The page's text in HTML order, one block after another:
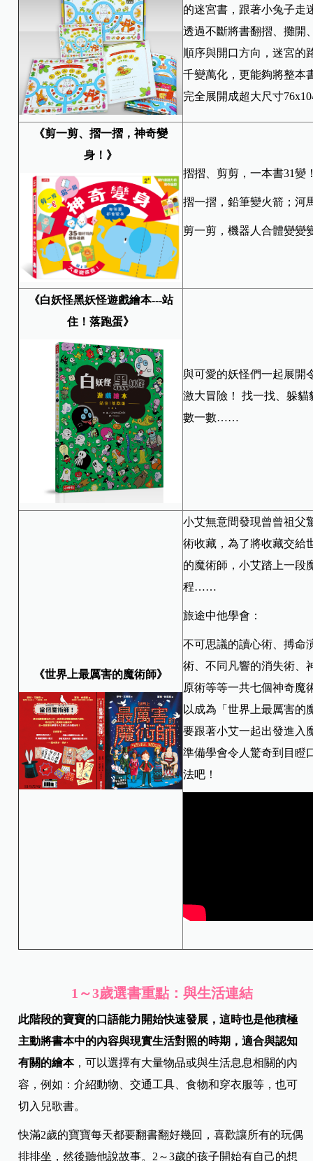
的迷宮書，跟著小兔子走
透過不斷將書翻摺、攤開
順序與開口方向，迷宮的
千變萬化，更能夠將整本
完全展開成超大尺寸
《剪一剪、摺一摺，神奇變
身！》
摺摺、剪剪，一本書31變
摺一摺，鉛筆變火箭；河
剪一剪，機器人合體變變
《白妖怪黑妖怪遊戲繪本---站
住！落跑蛋》
與可愛的妖怪們一起展開
激大冒險！ 找一找、躲貓
數一數……
《世界上最厲害的魔術師》
小艾無意間發現曾曾祖父
術收藏，為了將收藏交給
的魔術師，小艾踏上一段
程……
旅途中他學會：
不可思議的讀心術、搏命
術、不同凡響的消失術、
原術等等一共七個神奇魔
以成為「世界上最厲害的
要跟著小艾一起出發進入
準備學會令人驚奇到目瞪
法吧！
1～3歲選書重點：與生活連結
此階段的寶寶的口語能力開始快速發展，這時也是他積極
主動將書本中的內容與現實生活對照的時期，適合與認知
有關的繪本，可以選擇有大量物品或與生活息息相關的內
容，例如：介紹動物、交通工具、食物和穿衣服等，也可
切入兒歌書。
快滿2歲的寶寶每天都要翻書翻好幾回，喜歡讓所有的玩偶
排排坐，然後聽他說故事。2～3歲的孩子開始有自己的想